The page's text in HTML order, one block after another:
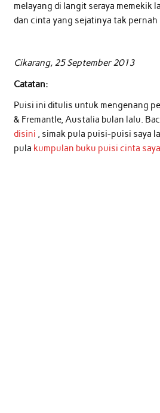
melayang di langit seraya memekik
dan cinta yang sejatinya tak pernah
Cikarang, 25 September 2013
Catatan:
Puisi ini ditulis untuk mengenang
& Fremantle, Austalia bulan lalu.
disini , simak pula puisi-puisi saya
pula kumpulan buku puisi cinta saya